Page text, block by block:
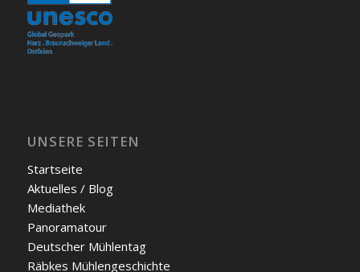
UNSERE SEITEN
Start­sei­te
Aktu­el­les / Blog
Media­thek
Pan­ora­ma­tour
Deut­scher Müh­len­tag
Räb­kes Müh­len­ge­schich­te